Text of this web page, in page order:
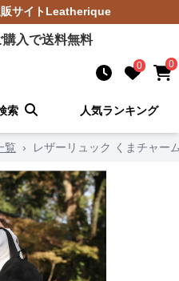
サイトLeatherique
購入で送料無料
0 0
索 人気ランキング
覧 › レザーリュック くまチャー